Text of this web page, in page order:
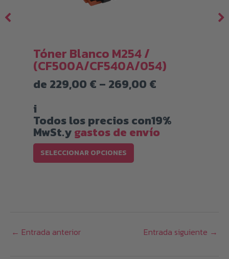
Tóner Blanco M254 /
(CF500A/CF540A/054)
de 229,00 € – 269,00 €
desde
229,00 €
i
Todos los precios con19%
MwSt.ygastos de envío
SELECCIONAR OPCIONES
Este
producto
opciones
← Entrada anterior Entrada siguiente →